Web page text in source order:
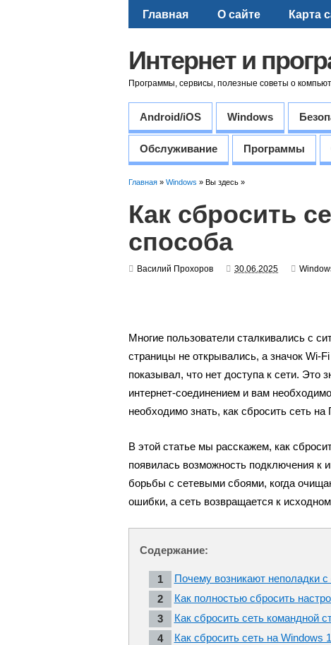
Главная О сайте Карта
Интернет и
Программы, сервисы, полезные советы о
Android/iOS Windows
Обслуживание Программы
Главная » Windows » Вы здесь »
Как сбросить
способа
Василий Прохоров 30.06.2025
Многие пользователи сталкивались с
страницы не открывались, а значок Wi-
показывал, что нет доступа к сети. Это
интернет-соединением и вам
необходимо знать, как сбросить сеть на
В этой статье мы расскажем, как
появилась возможность подключения к
борьбы с сетевыми сбоями, когда
ошибки, а сеть возвращается к
Содержание:
Почему возникают неполадки с
Как полностью сбросить
Как сбросить сеть командной
Как сбросить сеть на Windows